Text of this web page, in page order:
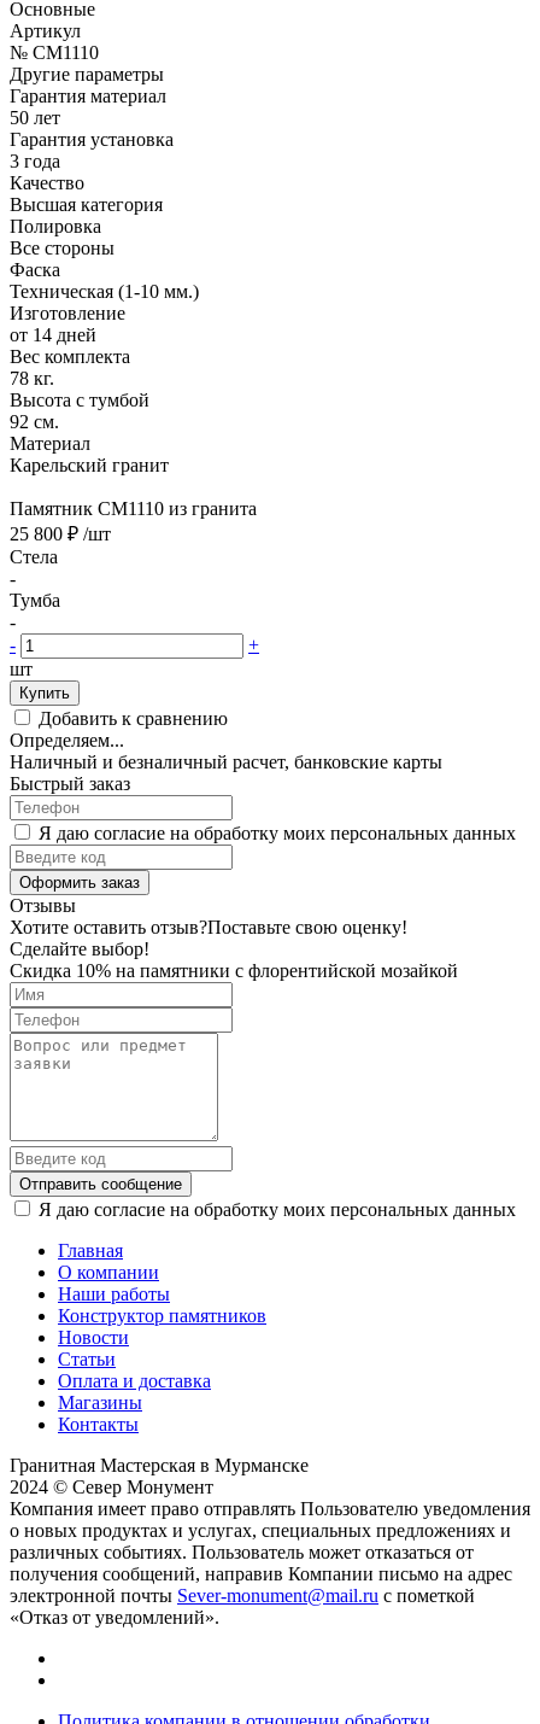
Основные
Артикул
№ CM1110
Другие параметры
Гарантия материал
50 лет
Гарантия установка
3 года
Качество
Высшая категория
Полировка
Все стороны
Фаска
Техническая (1-10 мм.)
Изготовление
от 14 дней
Вес комплекта
78 кг.
Высота с тумбой
92 см.
Материал
Карельский гранит
Памятник CM1110 из гранита
25 800 ₽ /шт
Стела
-
Тумба
-
-
+
шт
Купить
Добавить к сравнению
Определяем...
Наличный и безналичный расчет, банковские карты
Быстрый заказ
Я даю согласие на обработку моих персональных данных
Оформить заказ
Отзывы
Хотите оставить отзыв?Поставьте свою оценку!
Сделайте выбор!
Скидка 10% на памятники с флорентийской мозайкой
Отправить сообщение
Я даю согласие на обработку моих персональных данных
Главная
О компании
Наши работы
Конструктор памятников
Новости
Статьи
Оплата и доставка
Магазины
Контакты
Гранитная Мастерская в Мурманске
2024 © Север Монумент
Компания имеет право отправлять Пользователю уведомления
о новых продуктах и услугах, специальных предложениях и
различных событиях. Пользователь может отказаться от
получения сообщений, направив Компании письмо на адрес
электронной почты Sever-monument@mail.ru с пометкой
«Отказ от уведомлений».